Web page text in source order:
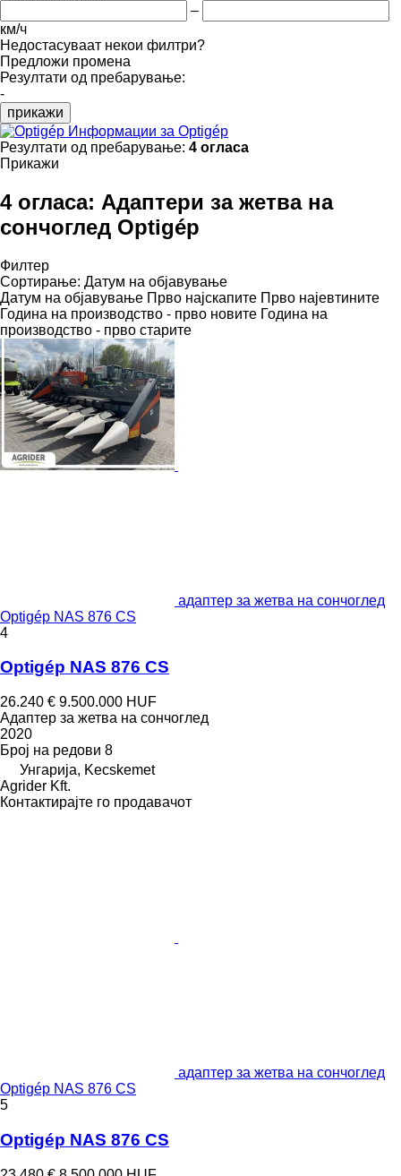
–
км/ч
Недостасуваат некои филтри?
Предложи промена
Резултати од пребарување:
-
прикажи
Информации за Optigép
Резултати од пребарување: 4 огласа
Прикажи
4 огласа: Адаптери за жетва на
сончоглед Optigép
Филтер
Сортирање: Датум на објавување
Датум на објавување Прво најскапите Прво најевтините
Година на производство - прво новите Година на
производство - прво старите
адаптер за жетва на сончоглед
Optigép NAS 876 CS
4
Optigép NAS 876 CS
26.240 € 9.500.000 HUF
Адаптер за жетва на сончоглед
2020
Број на редови 8
Унгарија, Kecskemet
Agrider Kft.
Контактирајте го продавачот
адаптер за жетва на сончоглед
Optigép NAS 876 CS
5
Optigép NAS 876 CS